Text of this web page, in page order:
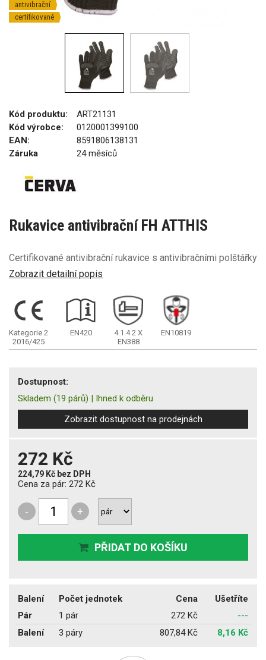
antivibrační
certifikované
Kód produktu:
ART21131
Kód výrobce:
0120001399100
EAN:
8591806138131
Záruka
24 měsíců
Rukavice antivibrační FH ATTHIS
Certifikované antivibrační rukavice s antivibračními polštářky
Zobrazit detailní popis
Kategorie 2
2016/425
EN420 4 1 42 X
EN388
EN10819
Dostupnost:
Skladem (19 párů) | Ihned k odběru
Zobrazit dostupnost na prodejnách
272 Kč
224,79 Kč bez DPH
Cena za pár: 272 Kč
- +
PŘIDAT DO KOŠÍKU
Balení Počet jednotek Cena
Ušetříte
Pár
1 pár 272 Kč
---
Balení
3 páry 807,84 Kč 8,16 Kč